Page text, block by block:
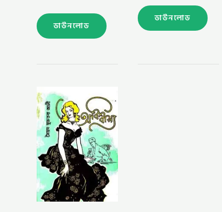
ডাউনলোড
ডাউনলোড
অবিশ্বাস্য
–
সৈয়দ
মুজতবা
আলী
(OBISHASSO
BY
SYED
MUJTABA
ALI)